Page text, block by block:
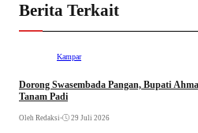
Berita Terkait
Kampar
Dorong Swasembada Pangan, Bupati
Tanam Padi
Oleh Redaksi • 29 Juli 2026